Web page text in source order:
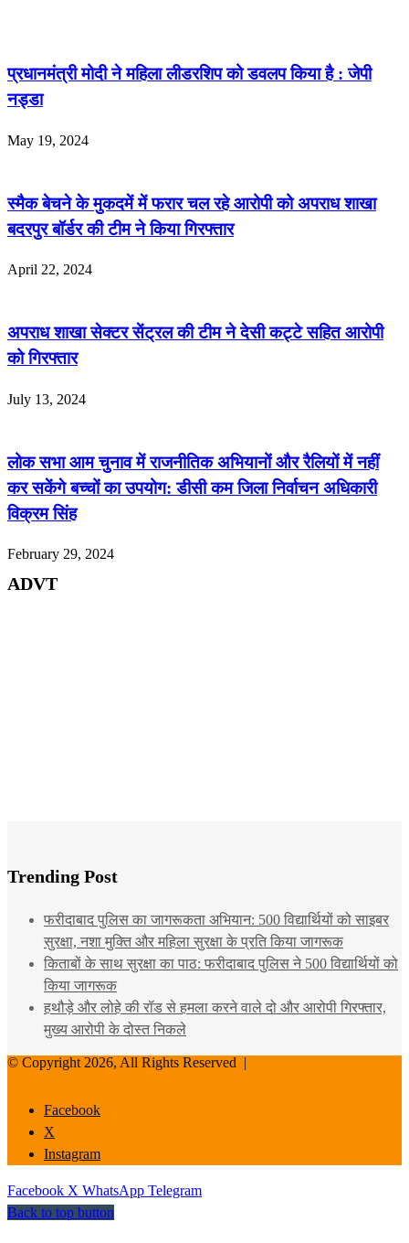
प्रधानमंत्री मोदी ने महिला लीडरशिप को डवलप किया है : जेपी
नड्डा
May 19, 2024
स्मैक बेचने के मुकदमें में फरार चल रहे आरोपी को अपराध शाखा
बदरपुर बॉर्डर की टीम ने किया गिरफ्तार
April 22, 2024
अपराध शाखा सेक्टर सेंट्रल की टीम ने देसी कट्टे सहित आरोपी
को गिरफ्तार
July 13, 2024
लोक सभा आम चुनाव में राजनीतिक अभियानों और रैलियों में नहीं
कर सकेंगे बच्चों का उपयोग: डीसी कम जिला निर्वाचन अधिकारी
विक्रम सिंह
February 29, 2024
ADVT
Trending Post
फरीदाबाद पुलिस का जागरूकता अभियान: 500 विद्यार्थियों को साइबर
सुरक्षा, नशा मुक्ति और महिला सुरक्षा के प्रति किया जागरूक
किताबों के साथ सुरक्षा का पाठ: फरीदाबाद पुलिस ने 500 विद्यार्थियों को
किया जागरूक
हथौड़े और लोहे की रॉड से हमला करने वाले दो और आरोपी गिरफ्तार,
मुख्य आरोपी के दोस्त निकले
© Copyright 2026, All Rights Reserved |
Facebook
X
Instagram
Facebook X WhatsApp Telegram
Back to top button